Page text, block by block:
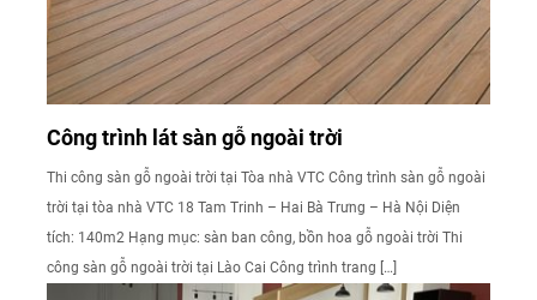
Công trình lát sàn gỗ ngoài trời
Thi công sàn gỗ ngoài trời tại Tòa nhà VTC Công trình sàn gỗ ngoài
trời tại tòa nhà VTC 18 Tam Trinh – Hai Bà Trưng – Hà Nội Diện
tích: 140m2 Hạng mục: sàn ban công, bồn hoa gỗ ngoài trời Thi
công sàn gỗ ngoài trời tại Lào Cai Công trình trang […]